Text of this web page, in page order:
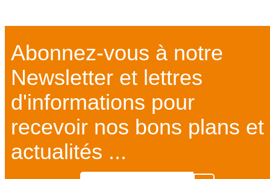
Abonnez-vous à notre
Newsletter et lettres
d'informations pour
recevoir nos bons plans et
actualités ...